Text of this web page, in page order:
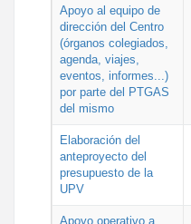
Apoyo al equipo de
dirección del Centro
(órganos colegiados,
agenda, viajes,
eventos, informes...)
por parte del PTGAS
del mismo
Elaboración del
anteproyecto del
presupuesto de la
UPV
Apoyo operativo a